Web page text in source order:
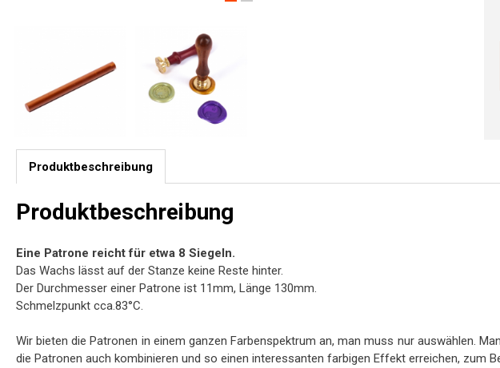
Produktbeschreibung
Produktbeschreibung
Eine Patrone reicht für etwa 8 Siegeln.
Das Wachs lässt auf der Stanze keine Reste hinter.
Der Durchmesser einer Patrone ist 11mm, Länge 130mm.
Schmelzpunkt cca.83°C.
Wir bieten die Patronen in einem ganzen Farbenspektrum an, man muss nur auswählen.
die Patronen auch kombinieren und so einen interessanten farbigen Effekt erreichen, zum